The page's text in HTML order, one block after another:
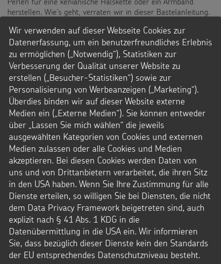
herstellen. Wie's geht, verraten wir in dieser Bastelanleitung.
Datei Info
Dateityp: PDF
Format: 595x842 Pixel
Dateigröße: 3,5 MB
Kindermissionswerk
Downloads
PDF-Datei
Fairer Handel
Möchten Sie von Youtubebereitgestellte
externe Inhalte laden?
JA
IMMER
Wir verwenden auf dieser Webseite Cookies zur
Datenerfassung, um ein benutzerfreundliches Erlebnis
zu ermöglichen („Notwendig“), Statistiken zur
Verbesserung der Qualität unserer Website zu
erstellen („Besucher-Statistiken“) sowie zur
Personalisierung von Werbeanzeigen („Marketing“).
Überdies binden wir auf dieser Website externe
Medien ein („Externe Medien“). Sie können entweder
über „Lassen Sie mich wählen“ die jeweils
ausgewählten Kategorien von Cookies und externen
Medien zulassen oder alle Cookies und Medien
akzeptieren. Bei diesen Cookies werden Daten von
uns und von Drittanbietern verarbeitet, die ihren Sitz
in den USA haben. Wenn Sie Ihre Zustimmung für alle
Dienste erteilen, so willigen Sie bei Diensten, die nicht
dem Data Privacy Framework beigetreten sind, auch
explizit nach § 41 Abs. 1 KDG in die
Datenübermittlung in die USA ein. Wir informieren
Sie, dass bezüglich dieser Dienste kein den Standards
der EU entsprechendes Datenschutzniveau besteht.